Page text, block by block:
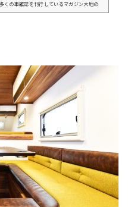
くの車雑誌を刊行しているマガジン大地の
連動記事になります。「デシエルト-02」っ
る時の約3倍の居住空間に。普段は低く格...